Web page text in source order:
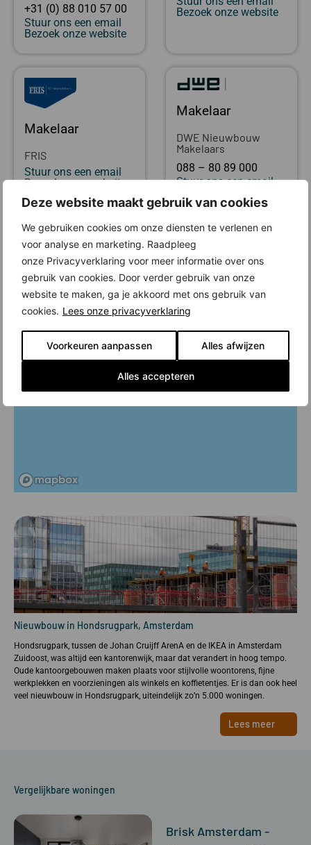
Deze website maakt gebruik van cookies
We gebruiken cookies om onze diensten te verlenen en
voor analyse en marketing. Raadpleeg
onze Privacyverklaring voor meer informatie over ons
gebruik van cookies. Door verder gebruik van onze
website te maken, ga je akkoord met ons gebruik van
cookies. Lees onze privacyverklaring
Voorkeuren aanpassen Alles afwijzen
Alles accepteren
+31 (0) 88 010 57 00
Stuur ons een email
Bezoek onze website
Bezoek onze website
Makelaar
FRIS
Stuur ons een email
Bezoek onze website
Makelaar
DWE Nieuwbouw
Makelaars
088 – 80 89 000
Stuur ons een email
Nieuwbouw in Hondsrugpark, Amsterdam
Hondsrugpark, tussen de Johan Cruijff ArenA en de IKEA in Amsterdam
Zuidoost, was altijd een kantorenwijk, maar dat verandert in hoog tempo.
Oude kantoorgebouwen maken plaats voor stijlvolle woontorens, fijne
werkplekken en voorzieningen als winkels en koffietentjes. Er is dan ook heel
veel nieuwbouw in Hondsrugpark, uiteindelijk zo’n 5.000 woningen.
Lees meer
Vergelijkbare woningen
Brisk Amsterdam -